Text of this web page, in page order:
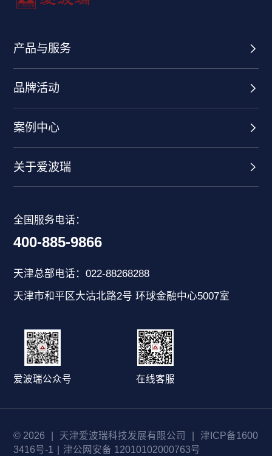
产品与服务
品牌活动
案例中心
关于爱波瑞
全国服务电话：
400-885-9866
天津总部电话：022-88268288
天津市和平区大沽北路2号 环球金融中心5007室
爱波瑞公众号 在线客服
© 2026 天津爱波瑞科技发展有限公司
津ICP备1600
3416号-1
津公网安备 12010102000763号